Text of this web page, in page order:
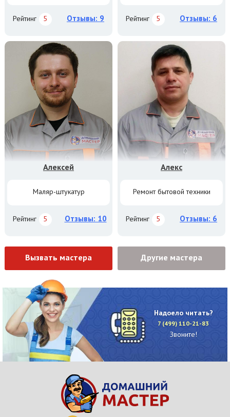
Рейтинг 5 Отзывы: 9 Рейтинг 5 Отзывы: 6
Алексей
Маляр-штукатур
Рейтинг 5 Отзывы: 10
Алекс
Ремонт бытовой техники
Рейтинг 5 Отзывы: 6
Вызвать мастера Другие мастера
Надоело читать?
7 (499) 110-21-83
Звоните!